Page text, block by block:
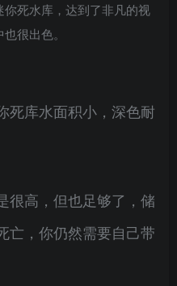
死水库，达到了非凡的视
很出色。
死库水面积小，深色耐
很高，但也足够了，储
亡，你仍然需要自己带